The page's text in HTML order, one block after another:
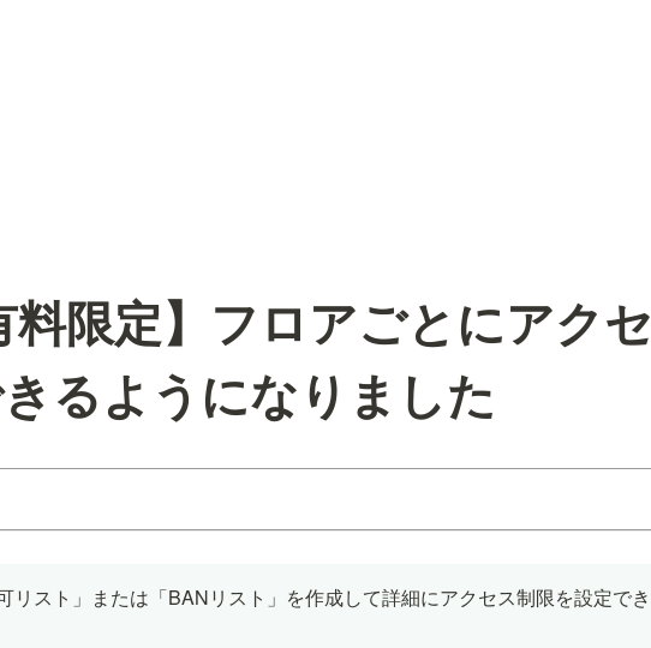
料限定】フロアごとにアクセ
るようになりました
リスト」または「BANリスト」を作成して詳細にアクセス制限を設定でき